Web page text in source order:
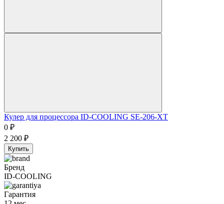
Кулер для процессора ID-COOLING SE-206-XT
0 ₽
2 200 ₽
Купить
Бренд
ID-COOLING
Гарантия